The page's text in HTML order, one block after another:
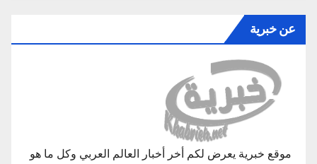
عن خبرية
موقع خبرية يعرض لكم أخر أخبار العالم العربي وكل ما هو